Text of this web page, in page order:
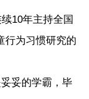
10年主持全国
行为习惯研究的
妥的学霸，毕